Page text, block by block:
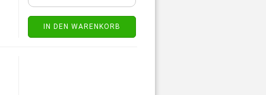
IN DEN WARENKORB